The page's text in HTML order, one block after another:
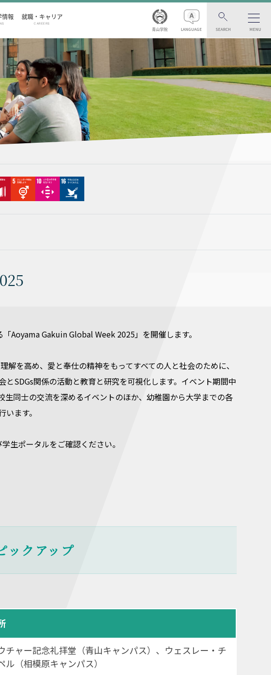
情報 就職・キャリア
CAREERS
青山学院 LANGUAGE SEARCH MENU
Aoyama Gakuin Global Week 2025」を開催します。
を高め、愛と奉仕の精神をもってすべての人と社会のために、
SDGs関係の活動と教育と研究を可視化します。イベント期間中
同士の交流を深めるイベントのほか、幼稚園から大学までの各
ます。
生ポータルをご確認ください。
ックアップ
チャー記念礼拝堂（青山キャンパス）、ウェスレー・チ
ル（相模原キャンパス）